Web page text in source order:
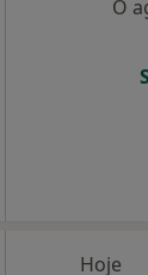
O
Hoje